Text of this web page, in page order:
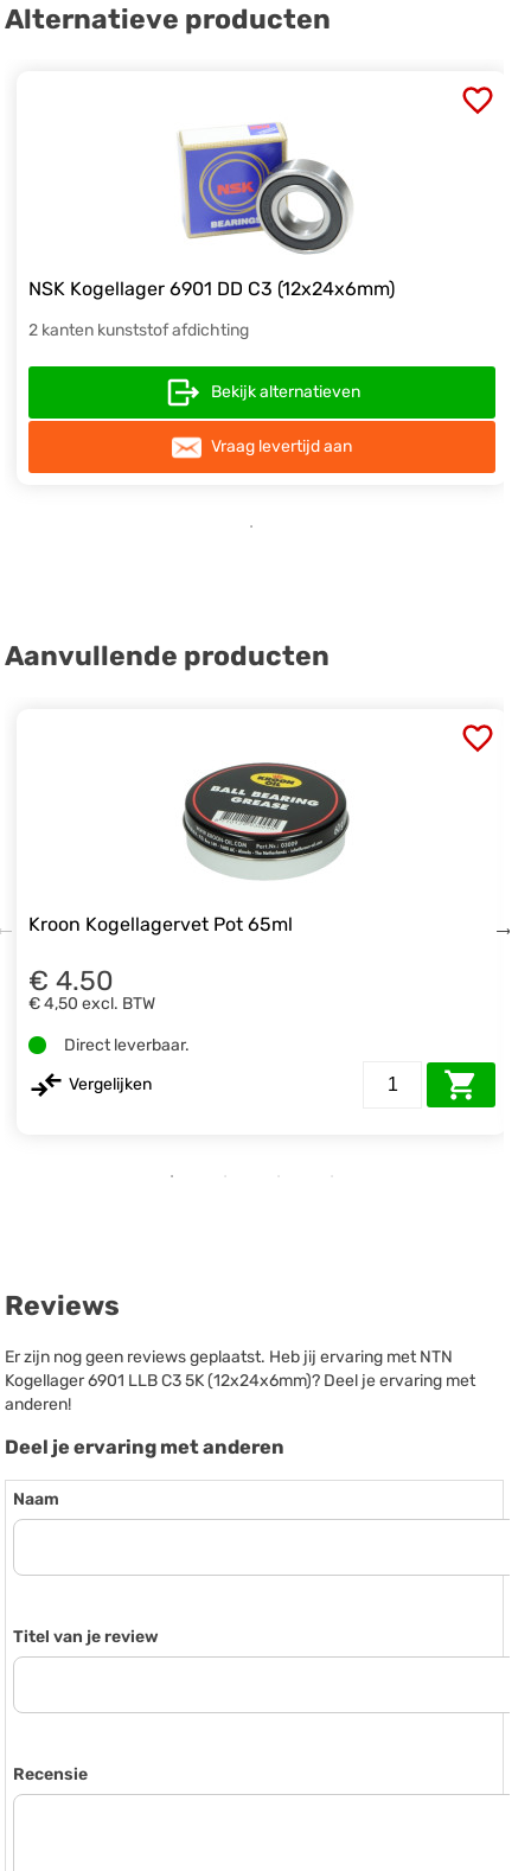
Alternatieve producten
NSK Kogellager 6901 DD C3 (12x24x6mm)
2 kanten kunststof afdichting
Bekijk alternatieven
Vraag levertijd aan
Aanvullende producten
Kroon Kogellagervet Pot 65ml
€ 4.50
€ 4,50 excl. BTW
Direct leverbaar.
Vergelijken
Reviews
Er zijn nog geen reviews geplaatst. Heb jij ervaring met NTN
Kogellager 6901 LLB C3 5K (12x24x6mm)? Deel je ervaring met
anderen!
Deel je ervaring met anderen
Naam
Titel van je review
Recensie